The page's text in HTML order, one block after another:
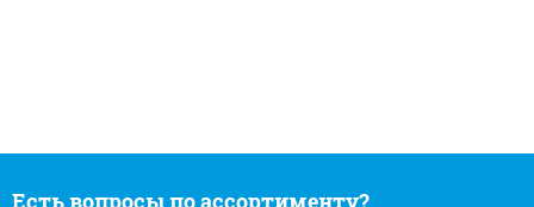
Есть вопросы по ассортименту?